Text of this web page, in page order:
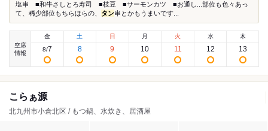
塩串 ■和牛さしとろ寿司 ■枝豆 ■サーモンカツ ■お通し...部位も色々あっ
て、稀少部位もちらほらの、 タン串とかもうまいです...
空席
情報
金
8/7
土
8
日
9
月
10
火
11
水
12
木
13
こらぁ源
北九州市小倉北区 / もつ鍋、水炊き、居酒屋